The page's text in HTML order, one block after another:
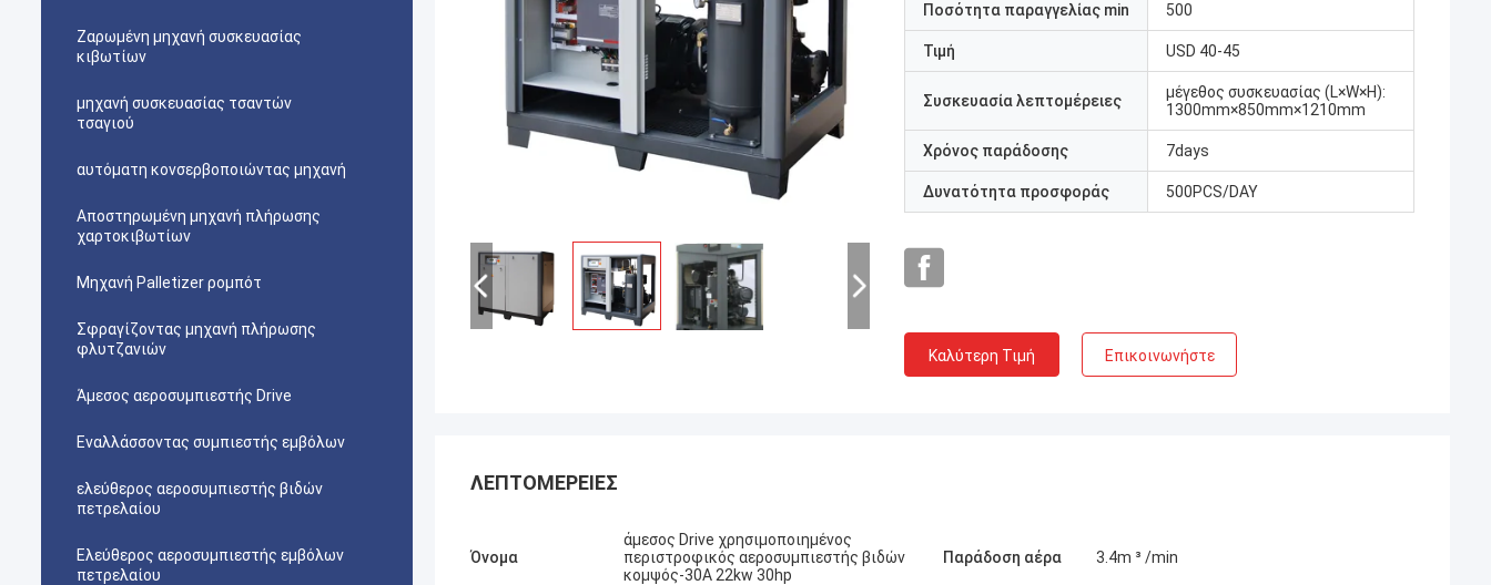
Ζαρωμένη μηχανή συσκευασίας
κιβωτίων
μηχανή συσκευασίας τσαντών
τσαγιού
αυτόματη κονσερβοποιώντας μηχανή
Αποστηρωμένη μηχανή πλήρωσης
χαρτοκιβωτίων
Μηχανή Palletizer ρομπότ
Σφραγίζοντας μηχανή πλήρωσης
φλυτζανιών
Άμεσος αεροσυμπιεστής Drive
Εναλλάσσοντας συμπιεστής εμβόλων
ελεύθερος αεροσυμπιεστής βιδών
πετρελαίου
Ελεύθερος αεροσυμπιεστής εμβόλων
πετρελαίου
Ποσότητα παραγγελίας min 500
Τιμή USD 40-45
Συσκευασία λεπτομέρειες
μέγεθος συσκευασίας (L×W×H):
1300mm×850mm×1210mm
Χρόνος παράδοσης 7days
Δυνατότητα προσφοράς 500PCS/DAY
Καλύτερη Τιμή Επικοινωνήστε
ΛΕΠΤΟΜΈΡΕΙΕΣ
Όνομα
άμεσος Drive χρησιμοποιημένος
περιστροφικός αεροσυμπιεστής βιδών
κομψός-30A 22kw 30hp
Παράδοση αέρα 3.4m ³ /min